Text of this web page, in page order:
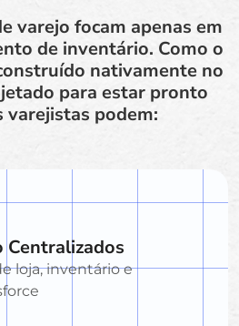
varejo focam apenas em
de inventário. Como o
nativamente no
para estar pronto
varejistas podem:
Centralizados
loja, inventário e